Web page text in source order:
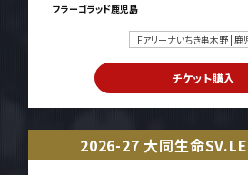
フラーゴラッド鹿児島
Fアリーナいちき串木野 | 鹿
チケット購入
2026-27 大同生命